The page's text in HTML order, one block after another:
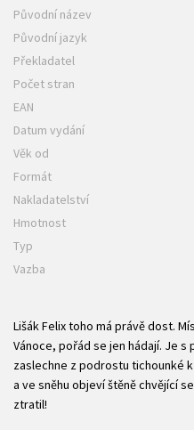
Původní název
Původní jazyk
Překladatel
Počet stran
EAN
Datum vydání
Věk od
Formát
Nakladatelství
Hmotnost
Typ
Vazba
Lišák Felix toho má právě dost.
Vánoce, pořád se jen hádají. Je
zaslechne z podrostu tichounké
a ve sněhu objeví štěně chvějící
ztratil!